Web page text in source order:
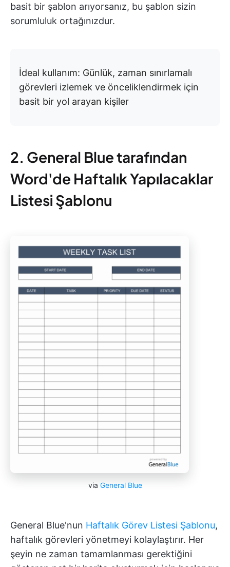
basit bir şablon arıyorsanız, bu şablon sizin
sorumluluk ortağınızdur.
İdeal kullanım: Günlük, zaman sınırlamalı
görevleri izlemek ve önceliklendirmek için
basit bir yol arayan kişiler
2. General Blue tarafından
Word'de Haftalık Yapılacaklar
Listesi Şablonu
via General Blue
General Blue'nun Haftalık Görev Listesi Şablonu,
haftalık görevleri yönetmeyi kolaylaştırır. Her
şeyin ne zaman tamamlanması gerektiğini